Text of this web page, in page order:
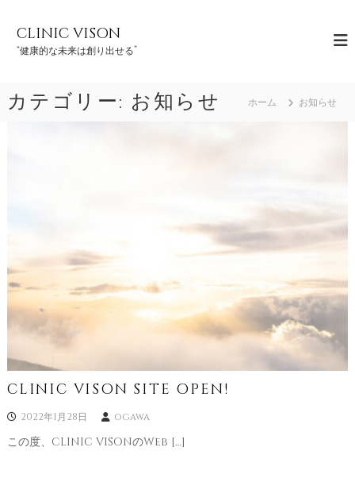
ス
CLINIC VISON
“健康的な未来は創り出せる”
カテゴリー: お知らせ ホーム お知らせ
CLINIC VISON SITE OPEN!
2022年1月28日 ogawa
この度、CLINIC VISONのWeb […]